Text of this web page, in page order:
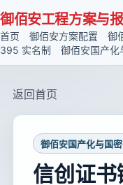
御佰安工程方案与
首页 御佰安方案配置 御
395 实名制
御佰安国产化
返回首页
御佰安国产化与国
信创证